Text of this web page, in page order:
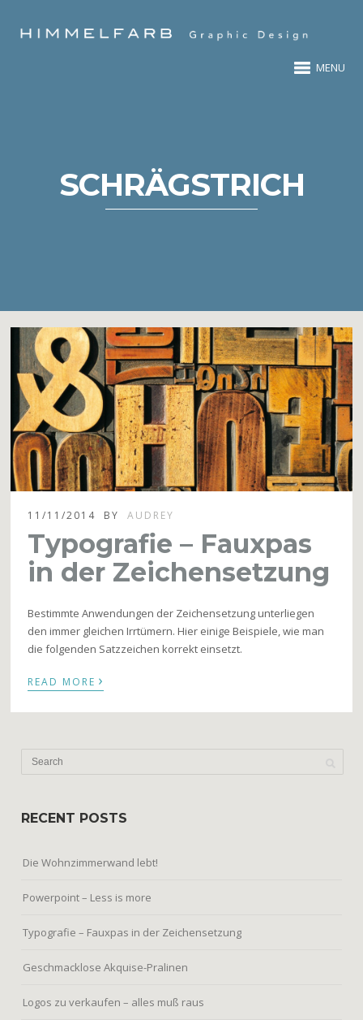
MENU
SCHRÄGSTRICH
11/11/2014 BY AUDREY
Typografie – Fauxpas
in der Zeichensetzung
Bestimmte Anwendungen der Zeichensetzung unterliegen
den immer gleichen Irrtümern. Hier einige Beispiele, wie man
die folgenden Satzzeichen korrekt einsetzt.
READ MORE ›
RECENT POSTS
Die Wohnzimmerwand lebt!
Powerpoint – Less is more
Typografie – Fauxpas in der Zeichensetzung
Geschmacklose Akquise-Pralinen
Logos zu verkaufen – alles muß raus